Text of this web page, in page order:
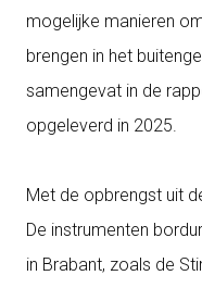
mogelijke manieren
brengen in het
samengevat in de
opgeleverd in 2025.
Met de opbrengst uit
De instrumenten
in Brabant, zoals de